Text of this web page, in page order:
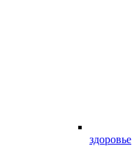
здоровье